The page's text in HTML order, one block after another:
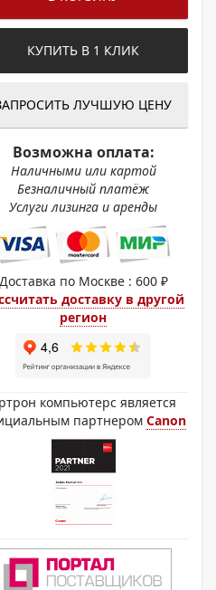
КУПИТЬ В 1 КЛИК
ЛУЧШУЮ ЦЕНУ
Возможна оплата:
Наличными или картой
Безналичный платёж
Услуги лизинга и аренды
Доставка по Москве : 600 ₽
доставку в другой
регион
компьютерс является
партнеромCanon